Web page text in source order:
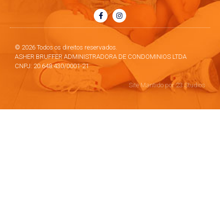
© 2026 Todos os direitos reservados.
ASHER BRUFFER ADMINISTRADORA DE CONDOMINIOS LTDA
CNPJ: 20.648.430/0001-21
Site Mantido por 23 Studios